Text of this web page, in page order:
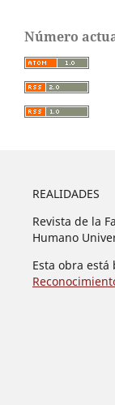
Número
REALIDADES
Revista de la
Humano
Esta obra está